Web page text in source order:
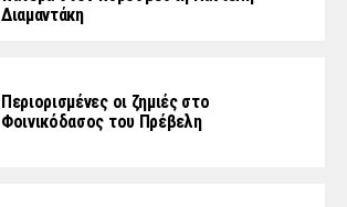
Διαμαντάκη
Περιορισμένες οι ζημιές στο
Φοινικόδασος του Πρέβελη